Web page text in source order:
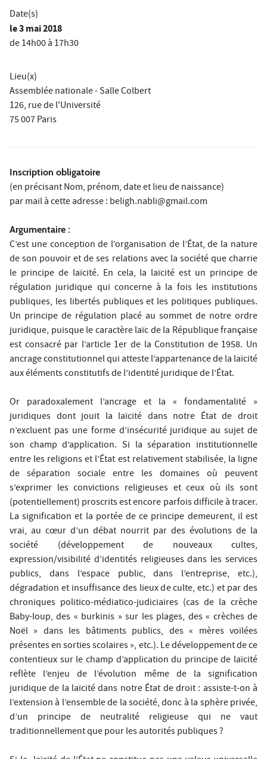
Date(s)
le3 mai 2018
de 14h00 à 17h30
Lieu(x)
Assemblée nationale - Salle Colbert
126, rue de l'Université
75 007 Paris
Inscription obligatoire
(en précisant Nom, prénom, date et lieu de naissance)
par mail à cette adresse : beligh.nabli@gmail.com
Argumentaire :
C’est une conception de l’organisation de l’État, de la nature
de son pouvoir et de ses relations avec la société que charrie
le principe de laïcité. En cela, la laïcité est un principe de
régulation juridique qui concerne à la fois les institutions
publiques, les libertés publiques et les politiques publiques.
Un principe de régulation placé au sommet de notre ordre
juridique, puisque le caractère laïc de la République française
est consacré par l’article 1er de la Constitution de 1958. Un
ancrage constitutionnel qui atteste l’appartenance de la laïcité
aux éléments constitutifs de l’identité juridique de l’État.
Or paradoxalement l’ancrage et la « fondamentalité »
juridiques dont jouit la laïcité dans notre État de droit
n’excluent pas une forme d’insécurité juridique au sujet de
son champ d’application. Si la séparation institutionnelle
entre les religions et l’État est relativement stabilisée, la ligne
de séparation sociale entre les domaines où peuvent
s’exprimer les convictions religieuses et ceux où ils sont
(potentiellement) proscrits est encore parfois difficile à tracer.
La signification et la portée de ce principe demeurent, il est
vrai, au cœur d’un débat nourrit par des évolutions de la
société (développement de nouveaux cultes,
expression/visibilité d’identités religieuses dans les services
publics, dans l’espace public, dans l’entreprise, etc.),
dégradation et insuffisance des lieux de culte, etc.) et par des
chroniques politico-médiatico-judiciaires (cas de la crèche
Baby-loup, des « burkinis » sur les plages, des « crèches de
Noël » dans les bâtiments publics, des « mères voilées
présentes en sorties scolaires », etc.). Le développement de ce
contentieux sur le champ d’application du principe de laïcité
reflète l’enjeu de l’évolution même de la signification
juridique de la laïcité dans notre État de droit : assiste-t-on à
l’extension à l’ensemble de la société, donc à la sphère privée,
d’un principe de neutralité religieuse qui ne vaut
traditionnellement que pour les autorités publiques ?